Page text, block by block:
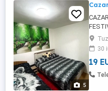
5
tinerii
de
30
19